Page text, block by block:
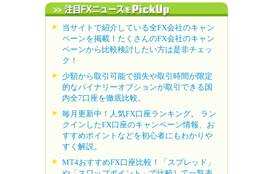
当サイトで紹介している全FX会社のキャン
ペーンを掲載！たくさんのFX会社のキャン
ペーンから比較検討したい方は是非チェッ
ク！
少額から取引可能で損失や取引時間が限定
的なバイナリーオプションが取引できる国
内全7口座を徹底比較。
毎月更新中！人気FX口座ランキング。 ラン
クインしたFX口座のキャンペーン情報、お
すすめポイントなどを初心者にもわかりや
すく解説。
MT4おすすめFX口座比較！「スプレッド」